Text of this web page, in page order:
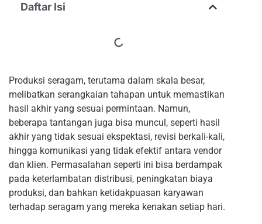
Daftar Isi
Produksi seragam, terutama dalam skala besar,
melibatkan serangkaian tahapan untuk memastikan
hasil akhir yang sesuai permintaan. Namun,
beberapa tantangan juga bisa muncul, seperti hasil
akhir yang tidak sesuai ekspektasi, revisi berkali-kali,
hingga komunikasi yang tidak efektif antara vendor
dan klien. Permasalahan seperti ini bisa berdampak
pada keterlambatan distribusi, peningkatan biaya
produksi, dan bahkan ketidakpuasan karyawan
terhadap seragam yang mereka kenakan setiap hari.